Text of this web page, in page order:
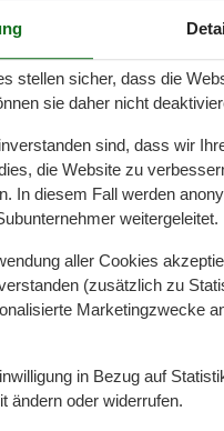
stellen sicher, dass die
sie daher nicht
sind, dass wir
die Website zu
In diesem Fall werden
weitergeleitet.
aller Cookies
(zusätzlich zu
Marketingzwecke
in Bezug auf
ändern oder widerrufen.